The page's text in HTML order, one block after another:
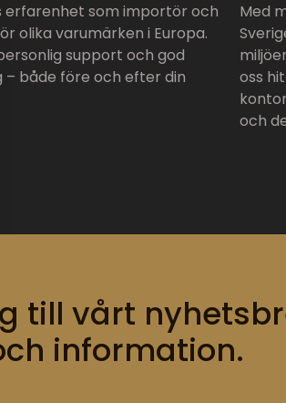
erfarenhet som importör och
olika varumärken i Europa.
support och god
– både före och efter din
Med
oss
och
till vårt
information.